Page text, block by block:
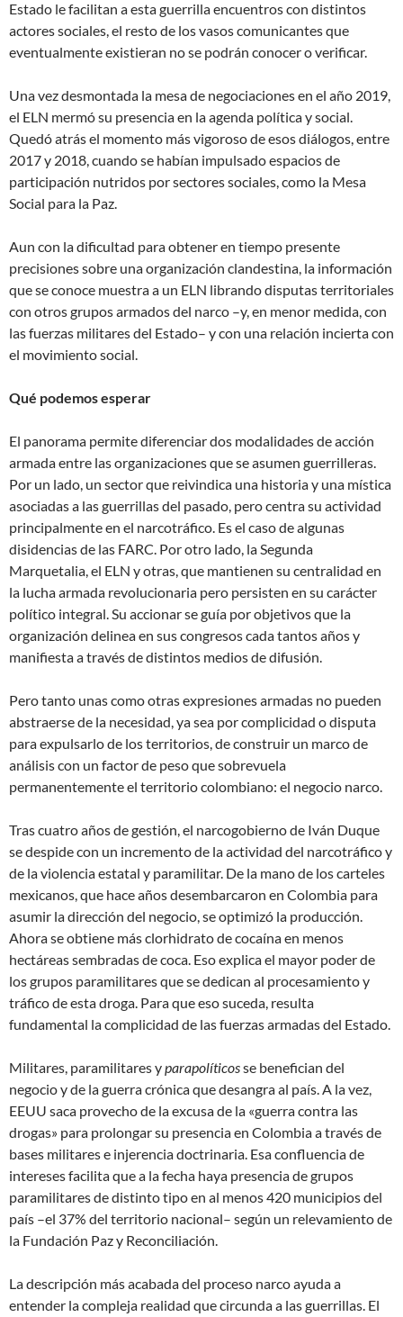
Estado le facilitan a esta guerrilla encuentros con distintos
actores sociales, el resto de los vasos comunicantes que
eventualmente existieran no se podrán conocer o verificar.
Una vez desmontada la mesa de negociaciones en el año 2019,
el ELN mermó su presencia en la agenda política y social.
Quedó atrás el momento más vigoroso de esos diálogos, entre
2017 y 2018, cuando se habían impulsado espacios de
participación nutridos por sectores sociales, como la Mesa
Social para la Paz.
Aun con la dificultad para obtener en tiempo presente
precisiones sobre una organización clandestina, la información
que se conoce muestra a un ELN librando disputas territoriales
con otros grupos armados del narco –y, en menor medida, con
las fuerzas militares del Estado– y con una relación incierta con
el movimiento social.
Qué podemos esperar
El panorama permite diferenciar dos modalidades de acción
armada entre las organizaciones que se asumen guerrilleras.
Por un lado, un sector que reivindica una historia y una mística
asociadas a las guerrillas del pasado, pero centra su actividad
principalmente en el narcotráfico. Es el caso de algunas
disidencias de las FARC. Por otro lado, la Segunda
Marquetalia, el ELN y otras, que mantienen su centralidad en
la lucha armada revolucionaria pero persisten en su carácter
político integral. Su accionar se guía por objetivos que la
organización delinea en sus congresos cada tantos años y
manifiesta a través de distintos medios de difusión.
Pero tanto unas como otras expresiones armadas no pueden
abstraerse de la necesidad, ya sea por complicidad o disputa
para expulsarlo de los territorios, de construir un marco de
análisis con un factor de peso que sobrevuela
permanentemente el territorio colombiano: el negocio narco.
Tras cuatro años de gestión, el narcogobierno de Iván Duque
se despide con un incremento de la actividad del narcotráfico y
de la violencia estatal y paramilitar. De la mano de los carteles
mexicanos, que hace años desembarcaron en Colombia para
asumir la dirección del negocio, se optimizó la producción.
Ahora se obtiene más clorhidrato de cocaína en menos
hectáreas sembradas de coca. Eso explica el mayor poder de
los grupos paramilitares que se dedican al procesamiento y
tráfico de esta droga. Para que eso suceda, resulta
fundamental la complicidad de las fuerzas armadas del Estado.
Militares, paramilitares yparapolíticosse benefician del
negocio y de la guerra crónica que desangra al país. A la vez,
EEUU saca provecho de la excusa de la «guerra contra las
drogas» para prolongar su presencia en Colombia a través de
bases militares e injerencia doctrinaria. Esa confluencia de
intereses facilita que a la fecha haya presencia de grupos
paramilitares de distinto tipo en al menos 420 municipios del
país –el 37% del territorio nacional– según un relevamiento de
la Fundación Paz y Reconciliación.
La descripción más acabada del proceso narco ayuda a
entender la compleja realidad que circunda a las guerrillas. El